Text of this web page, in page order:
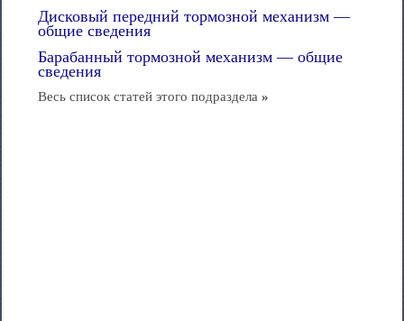
Дисковый передний тормозной механизм —
общие сведения
Барабанный тормозной механизм — общие
сведения
Весь список статей этого подраздела »